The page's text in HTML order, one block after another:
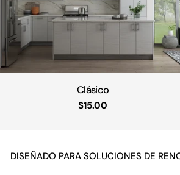
Clásico
Precio
$15.00
DISEÑADO PARA SOLUCIONES DE